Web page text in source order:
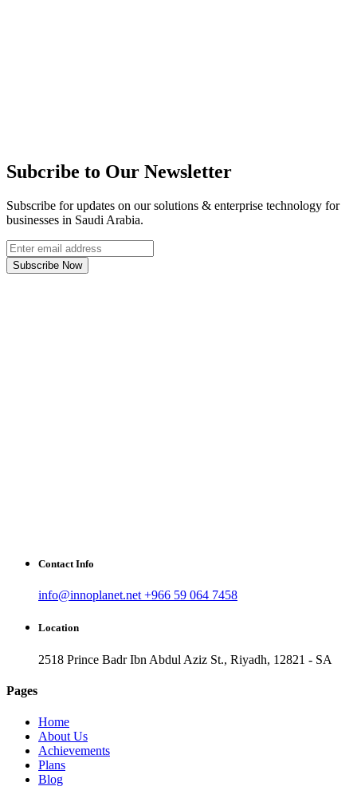
Subcribe to Our Newsletter
Subscribe for updates on our solutions & enterprise technology for
businesses in Saudi Arabia.
Subscribe Now
Contact Info
info@innoplanet.net +966 59 064 7458
Location
2518 Prince Badr Ibn Abdul Aziz St., Riyadh, 12821 - SA
Pages
Home
About Us
Achievements
Plans
Blog